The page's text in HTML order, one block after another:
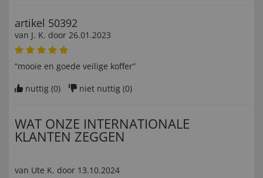
artikel 50392
van J. K. door 26.01.2023
“mooie en goede veilige koffer”
nuttig (0) niet nuttig (0)
WAT ONZE INTERNATIONALE
KLANTEN ZEGGEN
van Ute K. door 13.10.2024